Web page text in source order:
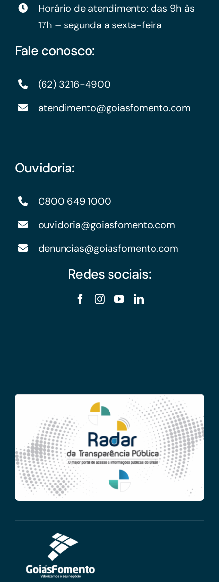
Horário de atendimento: das 9h às
17h – segunda a sexta-feira
Fale conosco:
(62) 3216-4900
atendimento@goiasfomento.com
Ouvidoria:
0800 649 1000
ouvidoria@goiasfomento.com
denuncias@goiasfomento.com
Redes sociais: